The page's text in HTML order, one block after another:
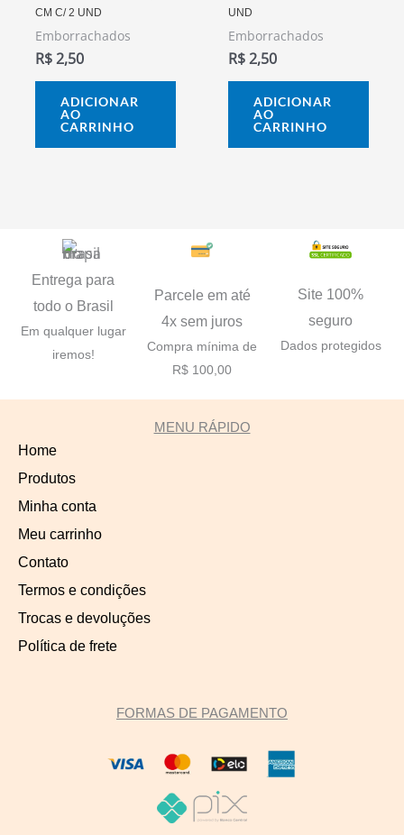
CM C/ 2 UND
Emborrachados
R$2,50
ADICIONAR
AO
CARRINHO
UND
Emborrachados
R$2,50
ADICIONAR
AO
CARRINHO
Entrega para
todo o Brasil
Em qualquer lugar
iremos!
Parcele em até
4x sem juros
Compra mínima de
R$ 100,00
Site 100%
seguro
Dados protegidos
MENU RÁPIDO
Home
Produtos
Minha conta
Meu carrinho
Contato
Termos e condições
Trocas e devoluções
Política de frete
FORMAS DE PAGAMENTO